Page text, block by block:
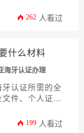
核心维度，为企
262 人看过
什么材料
海牙认证办理
认证所需的全
件、个人证件
以及时效成本分
199 人看过